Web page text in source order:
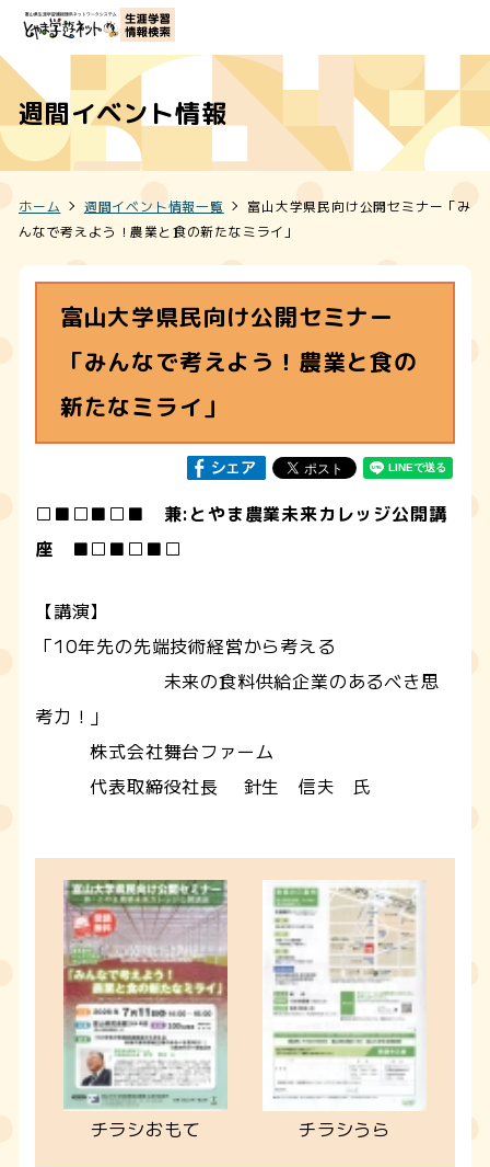
週間イベント情報
ホーム 週間イベント情報一覧
富山大学県民向け公開セミナー「み
んなで考えよう！農業と食の新たなミライ」
富山大学県民向け公開セミナー
「みんなで考えよう！農業と食の
新たなミライ」
□■□■□■ 兼:とやま農業未来カレッジ公開講
座 ■□■□■□
【講演】
「10年先の先端技術経営から考える
未来の食料供給企業のあるべき思
考力！」
株式会社舞台ファーム
代表取締役社長 針生 信夫 氏
チラシおもて チラシうら